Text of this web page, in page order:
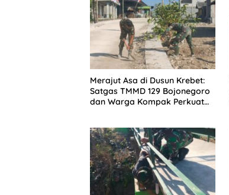
Merajut Asa di Dusun Krebet:
Satgas TMMD 129 Bojonegoro
dan Warga Kompak Perkuat